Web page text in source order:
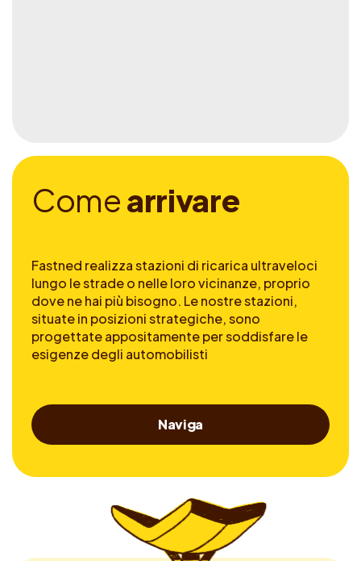
Comearrivare
Fastned realizza stazioni di ricarica ultraveloci
lungo le strade o nelle loro vicinanze, proprio
dove ne hai più bisogno. Le nostre stazioni,
situate in posizioni strategiche, sono
progettate appositamente per soddisfare le
esigenze degli automobilisti
Naviga